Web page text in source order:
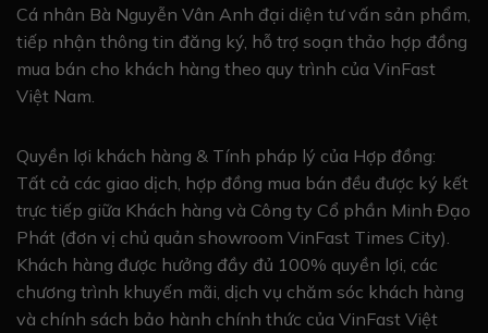
Cá nhân Bà Nguyễn Vân Anh đại diện tư vấn sản phẩm,
tiếp nhận thông tin đăng ký, hỗ trợ soạn thảo hợp đồng
mua bán cho khách hàng theo quy trình của VinFast
Việt Nam.
Quyền lợi khách hàng & Tính pháp lý của Hợp đồng:
Tất cả các giao dịch, hợp đồng mua bán đều được ký kết
trực tiếp giữa Khách hàng và Công ty Cổ phần Minh Đạo
Phát (đơn vị chủ quản showroom VinFast Times City).
Khách hàng được hưởng đầy đủ 100% quyền lợi, các
chương trình khuyến mãi, dịch vụ chăm sóc khách hàng
và chính sách bảo hành chính thức của VinFast Việt